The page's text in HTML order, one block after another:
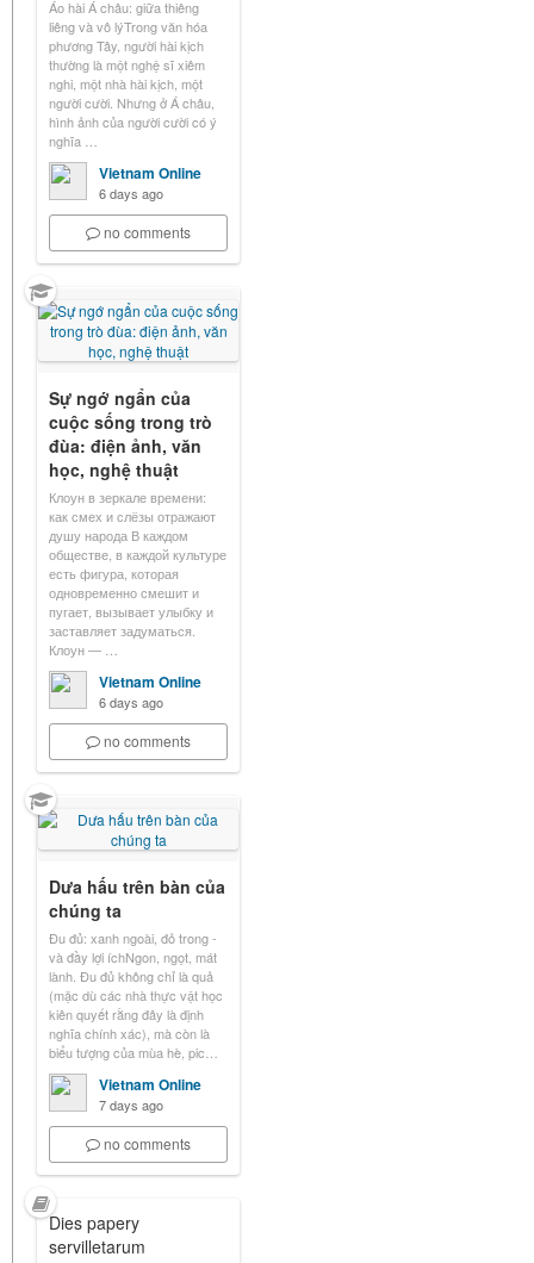
Áo hài Á châu: giữa thiêng
liêng và vô lýTrong văn hóa
phương Tây, người hài kịch
thường là một nghệ sĩ xiêm
nghi, một nhà hài kịch, một
người cười. Nhưng ở Á châu,
hình ảnh của người cười có ý
nghĩa …
Vietnam Online
6 days ago
no comments
Sự ngớ ngẩn của
cuộc sống trong trò
đùa: điện ảnh, văn
học, nghệ thuật
Клоун в зеркале времени:
как смех и слёзы отражают
душу народа В каждом
обществе, в каждой культуре
есть фигура, которая
одновременно смешит и
пугает, вызывает улыбку и
заставляет задуматься.
Клоун — …
Vietnam Online
6 days ago
no comments
Dưa hấu trên bàn của
chúng ta
Đu đủ: xanh ngoài, đỏ trong -
và đầy lợi íchNgon, ngọt, mát
lành. Đu đủ không chỉ là quả
(mặc dù các nhà thực vật học
kiên quyết rằng đây là định
nghĩa chính xác), mà còn là
biểu tượng của mùa hè, pic…
Vietnam Online
7 days ago
no comments
Dies papery
servilletarum